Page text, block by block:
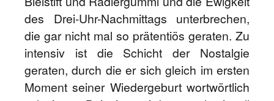
des Drei-Uhr-Nachmittags unterbrechen,
die gar nicht mal so prätentiös geraten. Zu
intensiv ist die Schicht der Nostalgie
geraten, durch die er sich gleich im ersten
Moment seiner Wiedergeburt wortwörtlich